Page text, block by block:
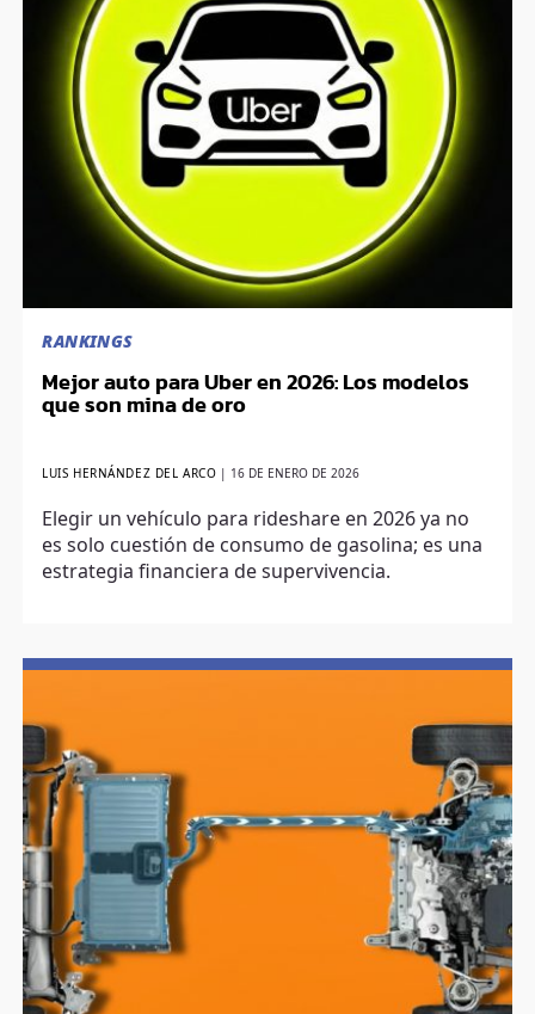
RANKINGS
Mejor auto para Uber en 2026: Los modelos
que son mina de oro
LUIS HERNÁNDEZ DEL ARCO 16 DE ENERO DE 2026
Elegir un vehículo para rideshare en 2026 ya no
es solo cuestión de consumo de gasolina; es una
estrategia financiera de supervivencia.